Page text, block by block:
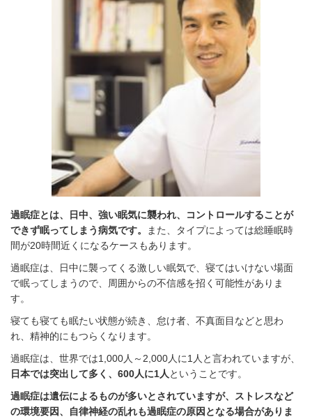
過眠症とは、日中、強い眠気に襲われ、コントロールすることが
できず眠ってしまう病気です。
また、タイプによっては総睡眠時
間が20時間近くになるケースもあります。
過眠症は、日中に襲ってくる激しい眠気で、寝てはいけない場面
で眠ってしまうので、周囲からの不信感を招く可能性がありま
す。
寝ても寝ても眠たい状態が続き、怠け者、不真面目などと思わ
れ、精神的にもつらくなります。
過眠症は、世界では1,000人～ 2,000人に1 人と言われていますが、
日本では突出して多く、 600人に1人 ということです。
過眠症は遺伝によるものが多いとされていますが、ストレスなど
の環境要因、自律神経の乱れも過眠症の原因となる場合がありま